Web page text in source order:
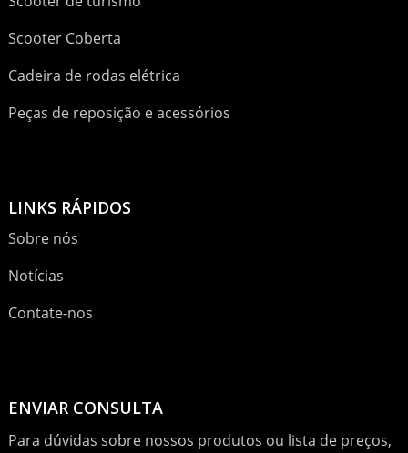
Scooter Coberta
Cadeira de rodas elétrica
Peças de reposição e acessórios
LINKS RÁPIDOS
Sobre nós
Notícias
Contate-nos
ENVIAR CONSULTA
Para dúvidas sobre nossos produtos ou lista de preços,